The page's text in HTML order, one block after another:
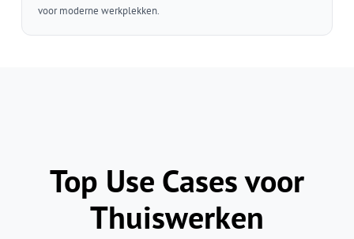
voor moderne werkplekken.
Top Use Cases voor
Thuiswerken